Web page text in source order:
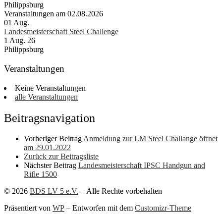
Philippsburg
Veranstaltungen am 02.08.2026
01 Aug.
Landesmeisterschaft Steel Challenge
1 Aug. 26
Philippsburg
Veranstaltungen
Keine Veranstaltungen
alle Veranstaltungen
Beitragsnavigation
Vorheriger BeitragAnmeldung zur LM Steel Challange öffnet
am 29.01.2022
Zurück zur Beitragsliste
Nächster Beitrag Landesmeisterschaft IPSC Handgun and
Rifle 1500
© 2026 BDS LV 5 e.V. – Alle Rechte vorbehalten
Präsentiert von WP – Entworfen mit dem Customizr-Theme